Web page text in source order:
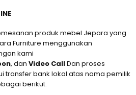
produk mebel Jepara yang
Furniture menggunakan
kami
, dan Video CallDan proses
transfer bank lokal atas nama pemilik
berikut.